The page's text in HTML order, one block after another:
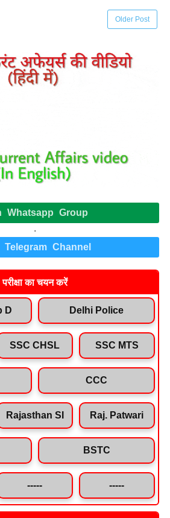
Older Post
Whatsapp Group
.
Channel
परीक्षा का चयन करें
D Delhi Police
SSC CHSL SSC MTS
CCC
Rajasthan SI Raj. Patwari
BSTC
----- -----